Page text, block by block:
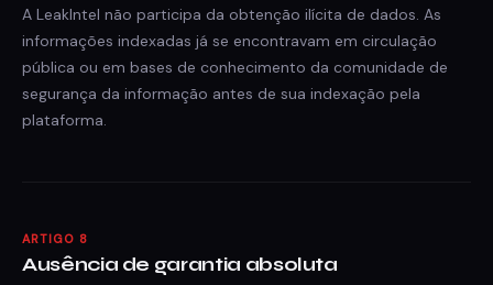
A LeakIntel não participa da obtenção ilícita de dados. As
informações indexadas já se encontravam em circulação
pública ou em bases de conhecimento da comunidade de
segurança da informação antes de sua indexação pela
plataforma.
ARTIGO 8
Ausência de garantia absoluta